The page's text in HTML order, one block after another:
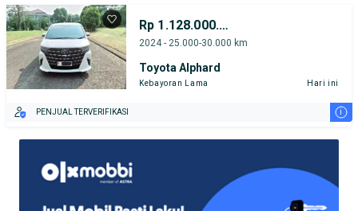
Rp 1.128.000.000
2024 - 25.000-30.000 km
Toyota Alphard
Kebayoran Lama Hari ini
PENJUAL TERVERIFIKASI i